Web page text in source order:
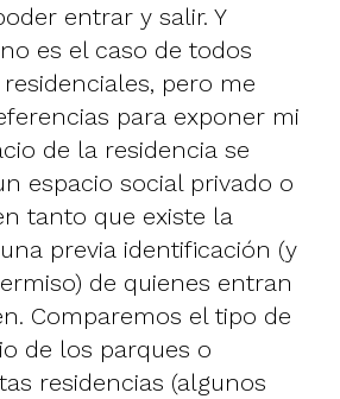
entrar y salir. Y
es el caso de todos
pero me
para exponer mi
de la residencia se
espacio social privado o
tanto que existe la
previa identificación (y
de quienes entran
Comparemos el tipo de
de los parques o
residencias (algunos